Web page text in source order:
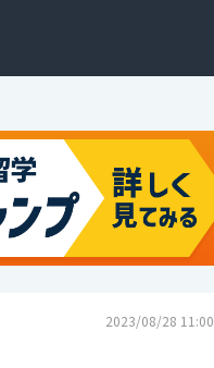
2023/08/28 11:00